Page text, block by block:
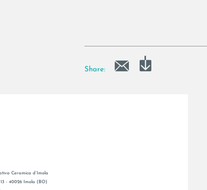
Share:
Ceramica d’Imola
- 40026 Imola (BO)